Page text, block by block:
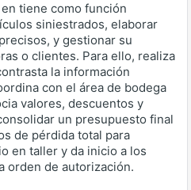
tiene como función
siniestrados, elaborar
y gestionar su
o clientes. Para ello, realiza
la información
con el área de bodega
valores, descuentos y
un presupuesto final
de pérdida total para
en taller y da inicio a los
orden de autorización.